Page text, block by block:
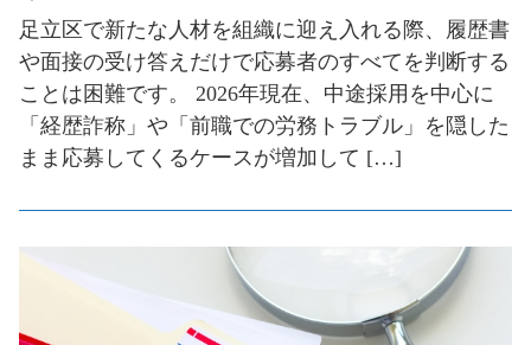
足立区で新たな人材を組織に迎え入れる際、履歴書
や面接の受け答えだけで応募者のすべてを判断する
ことは困難です。 2026年現在、中途採用を中心に
「経歴詐称」や「前職での労務トラブル」を隠した
まま応募してくるケースが増加して […]